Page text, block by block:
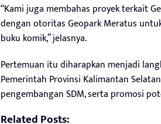
“Kami juga membahas proyek terkait
dengan otoritas Geopark Meratus
buku komik,” jelasnya.
Pertemuan itu diharapkan menjadi
Pemerintah Provinsi Kalimantan
pengembangan SDM, serta promosi
Related Posts: